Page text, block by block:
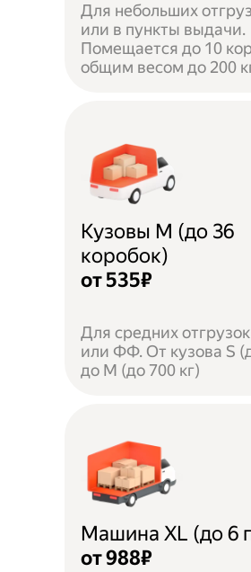
Для небольших
или в пункты выдачи.
Помещается до 10
общим весом до 200
Кузовы M (до 36
коробок)
от 535₽
Для средних
или ФФ. От кузова S
до M (до 700 кг)
Машина XL (до 6
от 988₽